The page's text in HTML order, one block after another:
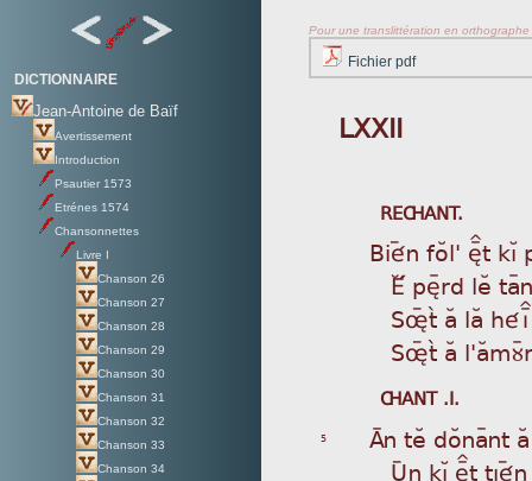
DICTIONNAIRE
Jean-Antoine de Baïf
Avertissement
Introduction
Psautier 1573
Etrénes 1574
Chansonnettes
Livre I
Chanson 26
Chanson 27
Chanson 28
Chanson 29
Chanson 30
Chanson 31
Chanson 32
Chanson 33
Chanson 34
Pour une translittération en
Fichier pdf
LXXII
REÇANT.
Biéýn foÂl' èÏt kìÁ
ÉÀ pèÿrd leÂ
Søýtã aÂ laÂ
Søýtã aÂ
ÇANT .I.
5 Aÿn teÂ doÂnaÿnt
Uýn kìÁ èÏt